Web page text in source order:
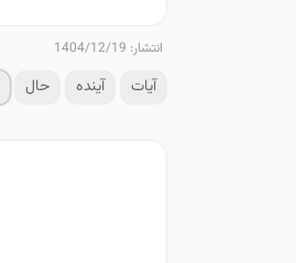
انتشار: 1404/12/19
آیات آینده حال